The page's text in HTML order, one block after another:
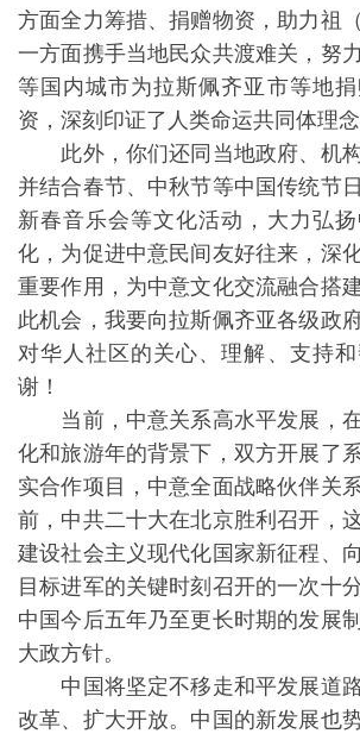
方面全力筹措、捐赠物资，助力祖
一方面携手当地民众共渡难关，努
等国内城市为拉斯佩齐亚市等地
资，深刻印证了人类命运共同体理念
此外，你们还同当地政府、机构
并结合春节、中秋节等中国传统节
新春音乐会等文化活动，大力弘
化，为促进中意民间友好往来，深
重要作用，为中意文化交流融合搭
此机会，我要向拉斯佩齐亚各级政
对华人社区的关心、理解、支持
谢！
当前，中意关系高水平发展，在
化和旅游年的背景下，双方开展了
实合作项目，中意全面战略伙伴关
前，中共二十大在北京胜利召开，
建设社会主义现代化国家新征程、
目标进军的关键时刻召开的一次十
中国今后五年乃至更长时期的发展
大政方针。
中国将坚定不移走和平发展道
改革、扩大开放。中国的新发展也